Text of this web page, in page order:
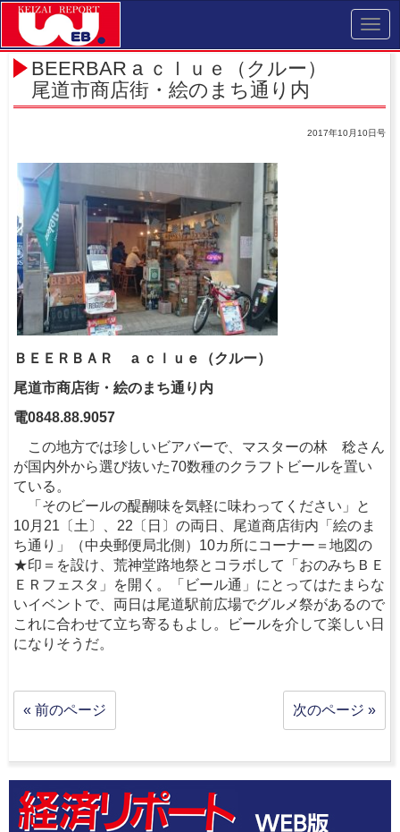
BEERBAR a ｃｌｕｅ（クルー）
尾道市商店街・絵のまち通り内
2017年10月10日号
ＢＥＥＲＢＡＲ a ｃｌｕｅ（クルー）
尾道市商店街・絵のまち通り内
電0848.88.9057
この地方では珍しいビアバーで、マスターの林 稔さん
が国内外から選び抜いた70数種のクラフトビールを置い
ている。
「そのビールの醍醐味を気軽に味わってください」と
10月21〔土〕、22〔日〕の両日、尾道商店街内「絵のま
ち通り」（中央郵便局北側）10カ所にコーナー＝地図の
★印＝を設け、荒神堂路地祭とコラボして「おのみちＢＥ
ＥＲフェスタ」を開く。「ビール通」にとってはたまらな
いイベントで、両日は尾道駅前広場でグルメ祭があるので
これに合わせて立ち寄るもよし。ビールを介して楽しい日
になりそうだ。
« 前のページ 次のページ »